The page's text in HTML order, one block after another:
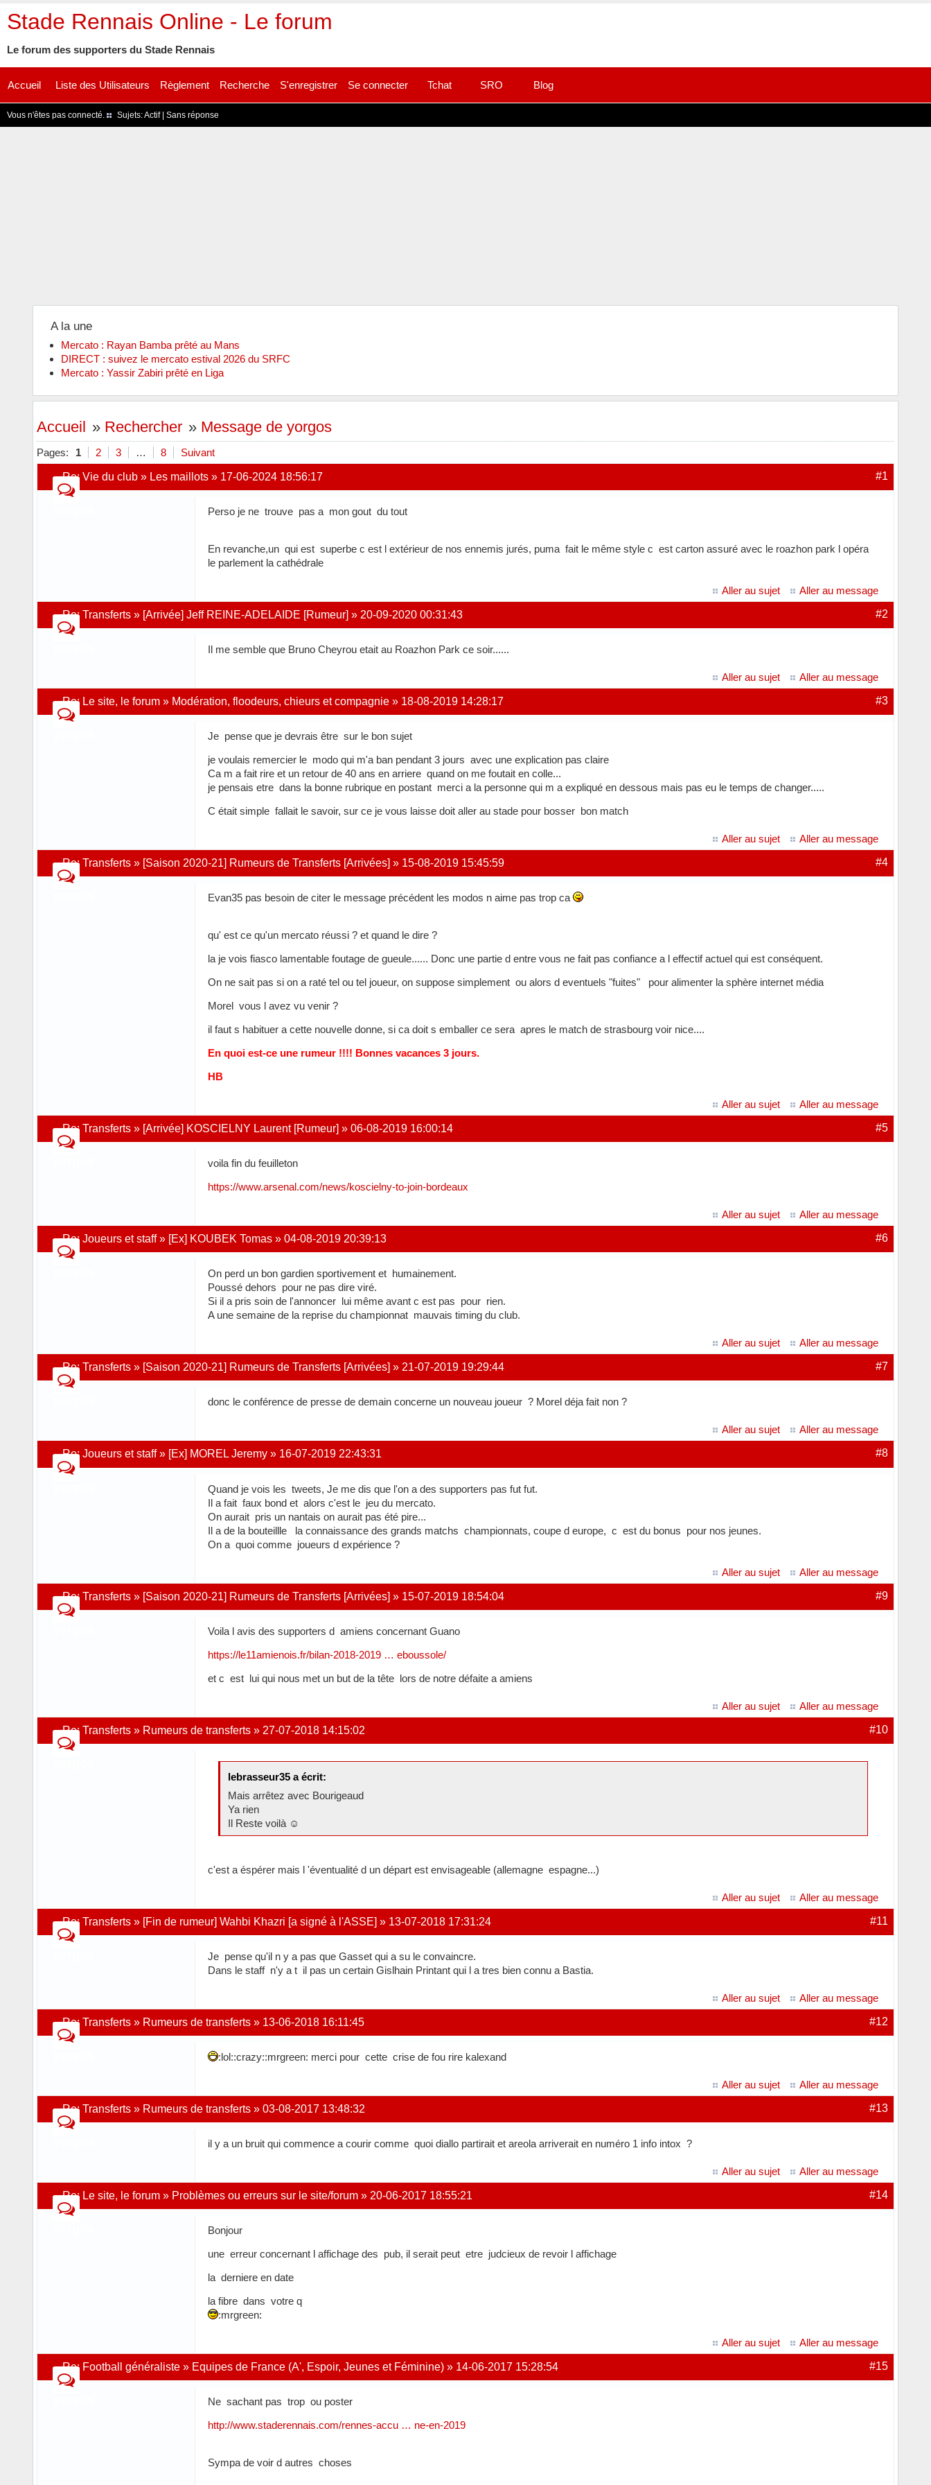
Stade Rennais Online - Le forum
Le forum des supporters du Stade Rennais
Accueil Liste des Utilisateurs Règlement Recherche S'enregistrer Se connecter Tchat SRO Blog
Vous n'êtes pas connecté. Sujets:Actif| Sans réponse
A la une
Mercato : Rayan Bamba prêté au Mans
DIRECT : suivez le mercato estival 2026 du SRFC
Mercato : Yassir Zabiri prêté en Liga
Accueil » Rechercher » Message de yorgos
Pages: 1 2 3 … 8 Suivant
#1
Re:Vie du club » Les maillots » 17-06-2024 18:56:17
Perso je ne trouve pas a mon gout du tout
En revanche,un qui est superbe c est l extérieur de nos ennemis jurés, puma fait le même style c est carton assuré avec le roazhon park l opéra
le parlement la cathédrale
Aller au sujet Aller au message
#2
Re:Transferts » [Arrivée] Jeff REINE-ADELAIDE [Rumeur] » 20-09-2020 00:31:43
Il me semble que Bruno Cheyrou etait au Roazhon Park ce soir......
Aller au sujet Aller au message
#3
Re: Le site, le forum » Modération, floodeurs, chieurs et compagnie » 18-08-2019 14:28:17
Je pense que je devrais être sur le bon sujet
je voulais remercier le modo qui m'a ban pendant 3 jours avec une explication pas claire
Ca m a fait rire et un retour de 40 ans en arriere quand on me foutait en colle...
je pensais etre dans la bonne rubrique en postant merci a la personne qui m a expliqué en dessous mais pas eu le temps de changer.....
C était simple fallait le savoir, sur ce je vous laisse doit aller au stade pour bosser bon match
Aller au sujet Aller au message
#4
Re:Transferts » [Saison 2020-21] Rumeurs de Transferts [Arrivées] » 15-08-2019 15:45:59
Evan35 pas besoin de citer le message précédent les modos n aime pas trop ca
qu' est ce qu'un mercato réussi ? et quand le dire ?
la je vois fiasco lamentable foutage de gueule...... Donc une partie d entre vous ne fait pas confiance a l effectif actuel qui est conséquent.
On ne sait pas si on a raté tel ou tel joueur, on suppose simplement ou alors d eventuels "fuites" pour alimenter la sphère internet média
Morel vous l avez vu venir ?
il faut s habituer a cette nouvelle donne, si ca doit s emballer ce sera apres le match de strasbourg voir nice....
En quoi est-ce une rumeur !!!! Bonnes vacances 3 jours.
HB
Aller au sujet Aller au message
#5
Re:Transferts » [Arrivée] KOSCIELNY Laurent [Rumeur] »06-08-2019 16:00:14
voila fin du feuilleton
https://www.arsenal.com/news/koscielny-to-join-bordeaux
Aller au sujet Aller au message
#6
Re:Joueurs et staff » [Ex] KOUBEK Tomas »04-08-2019 20:39:13
On perd un bon gardien sportivement et humainement.
Poussé dehors pour ne pas dire viré.
Si il a pris soin de l'annoncer lui même avant c est pas pour rien.
A une semaine de la reprise du championnat mauvais timing du club.
Aller au sujet Aller au message
#7
Re:Transferts » [Saison 2020-21] Rumeurs de Transferts [Arrivées] » 21-07-2019 19:29:44
donc le conférence de presse de demain concerne un nouveau joueur ? Morel déja fait non ?
Aller au sujet Aller au message
#8
Re:Joueurs et staff » [Ex] MOREL Jeremy » 16-07-2019 22:43:31
Quand je vois les tweets, Je me dis que l'on a des supporters pas fut fut.
Il a fait faux bond et alors c'est le jeu du mercato.
On aurait pris un nantais on aurait pas été pire...
Il a de la bouteillle la connaissance des grands matchs championnats, coupe d europe, c est du bonus pour nos jeunes.
On a quoi comme joueurs d expérience ?
Aller au sujet Aller au message
#9
Re:Transferts » [Saison 2020-21] Rumeurs de Transferts [Arrivées] » 15-07-2019 18:54:04
Voila l avis des supporters d amiens concernant Guano
https://le11amienois.fr/bilan-2018-2019 … eboussole/
et c est lui qui nous met un but de la tête lors de notre défaite a amiens
Aller au sujet Aller au message
#10
Re:Transferts » Rumeurs de transferts » 27-07-2018 14:15:02
lebrasseur35 a écrit:
Mais arrêtez avec Bourigeaud
Ya rien
Il Reste voilà ☺
c'est a éspérer mais l 'éventualité d un départ est envisageable (allemagne espagne...)
Aller au sujet Aller au message
#11
Re:Transferts » [Fin de rumeur] Wahbi Khazri [a signé à l'ASSE] » 13-07-2018 17:31:24
Je pense qu'il n y a pas que Gasset qui a su le convaincre.
Dans le staff n'y a t il pas un certain Gislhain Printant qui l a tres bien connu a Bastia.
Aller au sujet Aller au message
#12
Re:Transferts » Rumeurs de transferts » 13-06-2018 16:11:45
:lol::crazy::mrgreen: merci pour cette crise de fou rire kalexand
Aller au sujet Aller au message
#13
Re:Transferts » Rumeurs de transferts »03-08-2017 13:48:32
il y a un bruit qui commence a courir comme quoi diallo partirait et areola arriverait en numéro 1 info intox ?
Aller au sujet Aller au message
#14
Re: Le site, le forum » Problèmes ou erreurs sur le site/forum » 20-06-2017 18:55:21
Bonjour
une erreur concernant l affichage des pub, il serait peut etre judcieux de revoir l affichage
la derniere en date
la fibre dans votre q
:mrgreen:
Aller au sujet Aller au message
#15
Re: Football généraliste » Equipes de France (A', Espoir, Jeunes et Féminine) » 14-06-2017 15:28:54
Ne sachant pas trop ou poster
http://www.staderennais.com/rennes-accu … ne-en-2019
Sympa de voir d autres choses